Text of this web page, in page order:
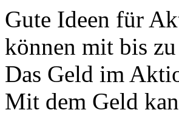
Gute Ideen für
können mit bis
Das Geld im
Mit dem Geld